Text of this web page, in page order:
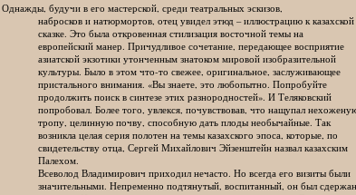
Однажды, будучи в его мастерской, среди театральных эскизов,
набросков и натюрмортов, отец увидел этюд – иллюстрацию к казахской
сказке. Это была откровенная стилизация восточной темы на
европейский манер. Причудливое сочетание, передающее восприятие
азиатской экзотики утонченным знатоком мировой изобразительной
культуры. Было в этом что-то свежее, оригинальное, заслуживающее
пристального внимания. «Вы знаете, это любопытно. Попробуйте
продолжить поиск в синтезе этих разнородностей». И Теляковский
попробовал. Более того, увлекся, почувствовав, что нащупал
тропу, целинную почву, способную дать плоды необычайные. Так
возникла целая серия полотен на темы казахского эпоса, которые, по
свидетельству отца, Сергей Михайлович Эйзенштейн назвал казахским
Палехом.
Всеволод Владимирович приходил нечасто. Но всегда его визиты были
значительными. Непременно подтянутый, воспитанный, он был